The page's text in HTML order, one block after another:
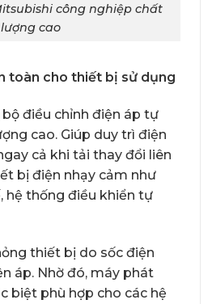
công nghiệp chất
lượng cao
toàn cho thiết bị sử dụng
điều chỉnh điện áp tự
cao. Giúp duy trì điện
cả khi tải thay đổi liên
bị điện nhạy cảm như
hệ thống điều khiển tự
thiết bị do sốc điện
áp. Nhờ đó, máy phát
biệt phù hợp cho các hệ